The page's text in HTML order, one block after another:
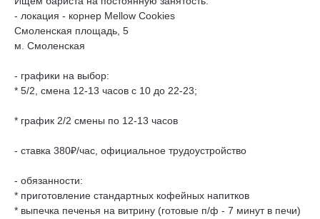
- локация - корнер Mellow Cookies
Смоленская площадь, 5
м. Смоленская
- графики на выбор:
* 5/2, смена 12-13 часов с 10 до 22-23;
* график 2/2 смены по 12-13 часов
- ставка 380₽/час, официальное трудоустройство
- обязанности:
* приготовление стандартных кофейных напитков
* выпечка печенья на витрину (готовые п/ф - 7 минут в печи)